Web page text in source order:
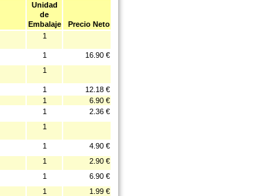
Unidad
de
Embalaje
Precio Neto
1
1
16.90 €
1
1
12.18 €
1
6.90 €
1
2.36 €
1
1
4.90 €
1
2.90 €
1
6.90 €
1
1.99 €